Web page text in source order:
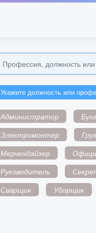
Укажите должность или
Администратор
Электромонтер
Мерчендайзер
Руководитель
Сварщик
Уборщик